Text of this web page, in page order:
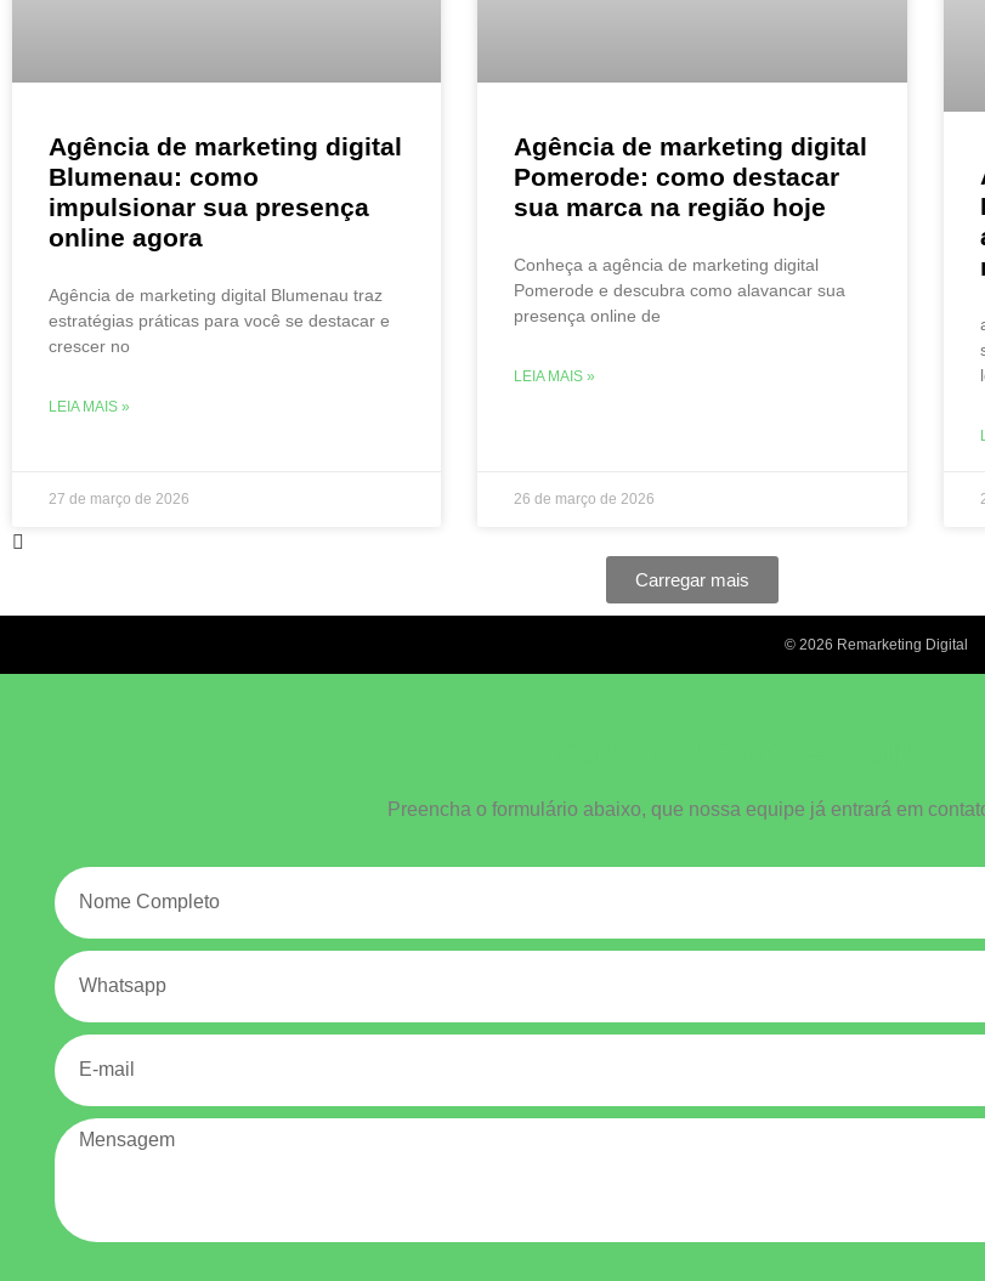
Agência de marketing digital
Blumenau: como
impulsionar sua presença
online agora
Agência de marketing digital Blumenau traz
estratégias práticas para você se destacar e
crescer no
LEIA MAIS »
27 de março de 2026
Agência de marketing digital
Pomerode: como destacar
sua marca na região hoje
Conheça a agência de marketing digital
Pomerode e descubra como alavancar sua
presença online de
LEIA MAIS »
26 de março de 2026
Carregar mais
© 2026 Remarketing Digital
Preencha o formulário abaixo, que nossa equipe já entrará em